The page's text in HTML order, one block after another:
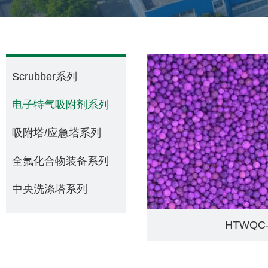
Scrubber系列
电子特气吸附剂系列
吸附塔/应急塔系列
全氟化合物装备系列
中央洗涤塔系列